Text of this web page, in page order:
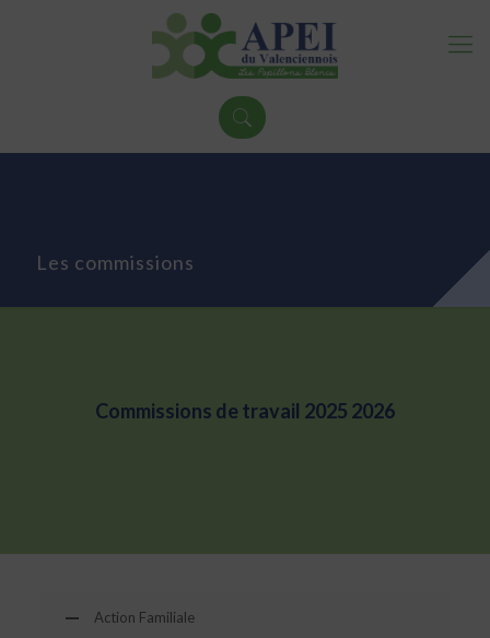
Les commissions
Commissions de travail 2025 2026
Action Familiale